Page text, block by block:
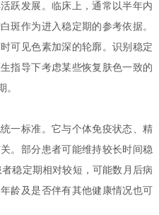
发展。临床上，通常以半年内
斑作为进入稳定期的参考依据。
可见色素加深的轮廓。识别稳定
指导下考虑某些恢复肤色一致的
。
标准。它与个体免疫状态、精
。部分患者可能维持较长时间稳
稳定期相对较短，可能数月后病
龄及是否伴有其他健康情况也可